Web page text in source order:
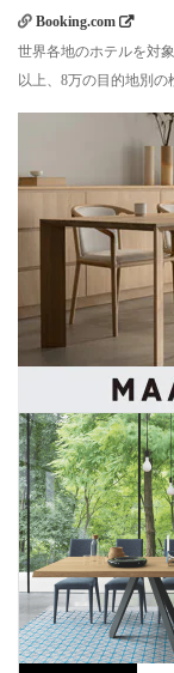
Booking.com
世界各地のホテルを対
以上、8万の目的地別の